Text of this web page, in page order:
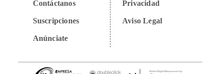
Contáctanos
Suscripciones
Anúnciate
Privacidad
Aviso Legal